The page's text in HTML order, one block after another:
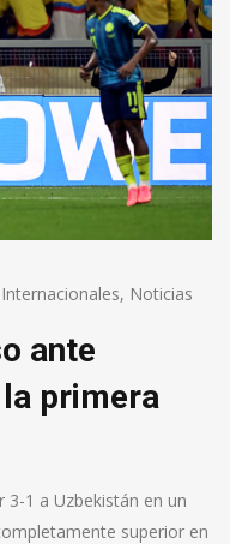
Internacionales, Noticias
ante
primera
1 a Uzbekistán en un
superior en